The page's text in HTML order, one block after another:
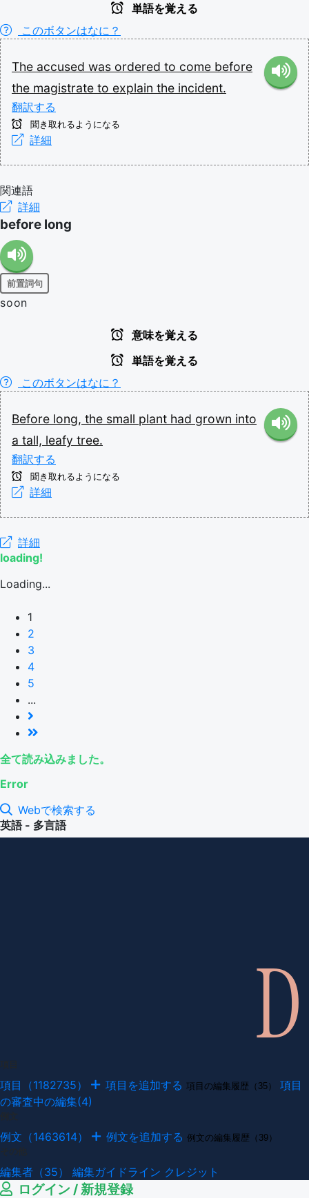
単語を覚える
このボタンはなに？
The accused was ordered to come before
the magistrate to explain the incident.
翻訳する
聞き取れるようになる
詳細
関連語
詳細
before long
前置詞句
soon
意味を覚える
単語を覚える
このボタンはなに？
Before long, the small plant had grown into
a tall, leafy tree.
翻訳する
聞き取れるようになる
詳細
詳細
loading!
Loading...
1
2
3
4
5
...
全て読み込みました。
Error
Webで検索する
英語 - 多言語
項目（1182735） 項目を追加する 項目の編集履歴（35）
項目
の審査中の編集(4)
例文（1463614） 例文を追加する 例文の編集履歴（39）
編集者（35） 編集ガイドライン クレジット
ログイン / 新規登録